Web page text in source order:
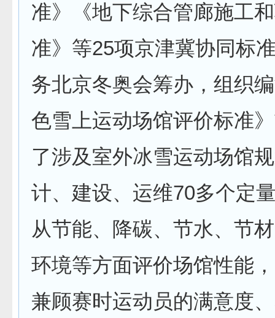
准》《地下综合管廊施工
准》等25项京津冀协同标
务北京冬奥会筹办，组织
色雪上运动场馆评价标准
了涉及室外冰雪运动场馆
计、建设、运维70多个定
从节能、降碳、节水、节
环境等方面评价场馆性能
兼顾赛时运动员的满意度